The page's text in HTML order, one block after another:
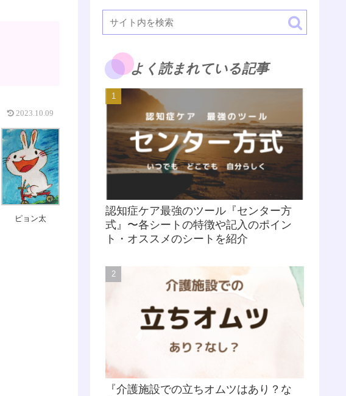
2023.10.09
ピョン太
よく読まれている記事
認知症ケア最強のツール『センター方
式』〜各シートの特徴や記入のポイン
ト・オススメのシートを紹介
『介護施設での立ちオムツはあり？な